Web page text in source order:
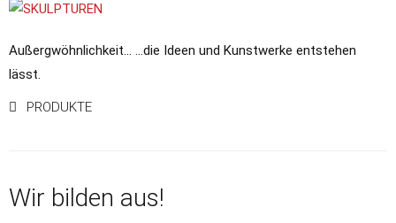
Außergwöhnlichkeit... ...die Ideen und Kunstwerke entstehen
lässt.
PRODUKTE
Wir bilden aus!